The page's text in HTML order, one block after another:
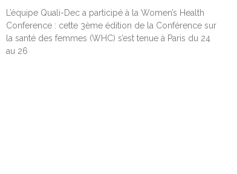
L’équipe Quali-Dec a participé à la Women’s Health
Conference : cette 3ème édition de la Conférence sur
la santé des femmes (WHC) s’est tenue à Paris du 24
au 26